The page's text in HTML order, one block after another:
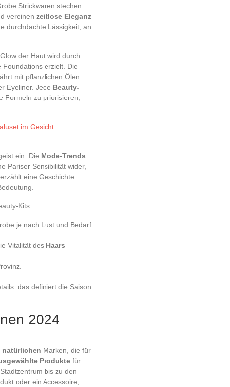
Strickwaren stechen
vereinen zeitlose Eleganz
durchdachte Lässigkeit, an
der Haut wird durch
Foundations erzielt. Die
mit pflanzlichen Ölen.
Eyeliner. Jede Beauty-
Formeln zu priorisieren,
im Gesicht:
ein. Die Mode-Trends
Pariser Sensibilität wider,
eine Geschichte:
Kits:
je nach Lust und Bedarf
Vitalität des Haars
das definiert die Saison
2024
natürlichen Marken, die für
Produkte für
bis zu den
oder ein Accessoire,